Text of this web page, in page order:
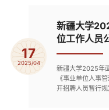
式选一项或...
17
2025/04
新疆大学
位工作人员
新疆大学2025年
《事业单位人事
开招聘人员暂行